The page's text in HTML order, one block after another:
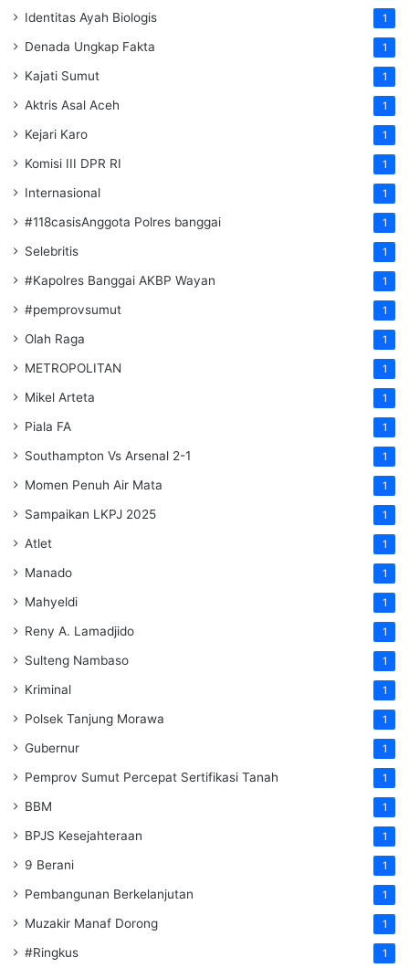
Identitas Ayah Biologis 1
Denada Ungkap Fakta 1
Kajati Sumut 1
Aktris Asal Aceh 1
Kejari Karo 1
Komisi III DPR RI 1
Internasional 1
#118casisAnggota Polres banggai 1
Selebritis 1
#Kapolres Banggai AKBP Wayan 1
#pemprovsumut 1
Olah Raga 1
METROPOLITAN 1
Mikel Arteta 1
Piala FA 1
Southampton Vs Arsenal 2-1 1
Momen Penuh Air Mata 1
Sampaikan LKPJ 2025 1
Atlet 1
Manado 1
Mahyeldi 1
Reny A. Lamadjido 1
Sulteng Nambaso 1
Kriminal 1
Polsek Tanjung Morawa 1
Gubernur 1
Pemprov Sumut Percepat Sertifikasi Tanah 1
BBM 1
BPJS Kesejahteraan 1
9 Berani 1
Pembangunan Berkelanjutan 1
Muzakir Manaf Dorong 1
#Ringkus 1